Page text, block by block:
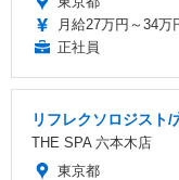
月給27万円～34万
正社員
リフレクソロジスト
THE SPA 六本木店
東京都